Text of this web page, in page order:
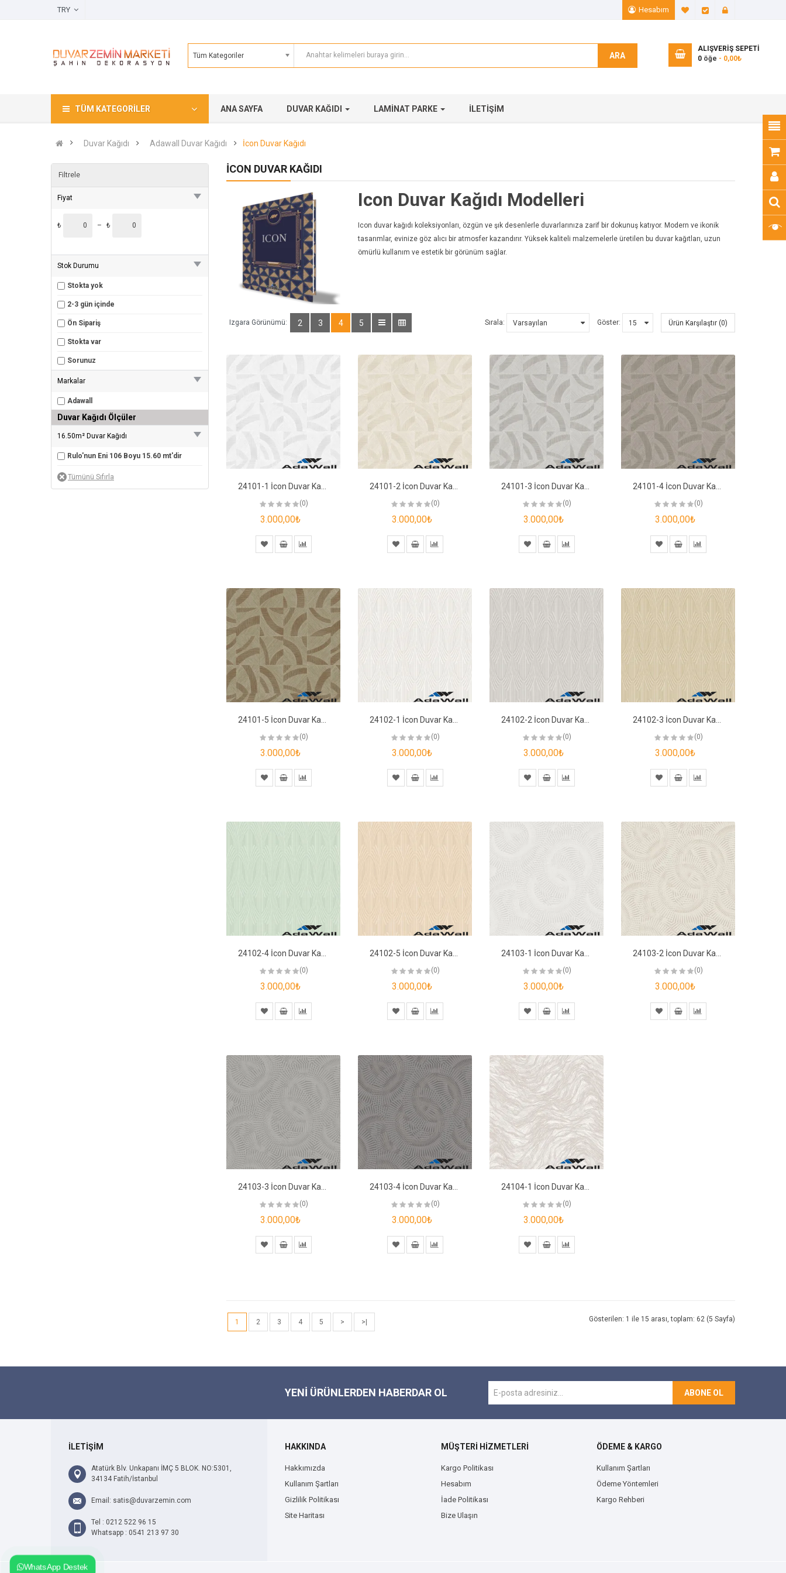
Hesabım A. Listem (0)
Ödeme
Tüm Kategoriler ARA
ALIŞVERIŞ SEPETI
0 öğe - 0,00₺
TÜM KATEGORILER ANA SAYFA DUVAR KAĞIDI LAMINAT PARKE İLETIŞIM
Duvar Kağıdı Adawall Duvar Kağıdı İcon Duvar Kağıdı
Filtrele
Fiyat
₺ – ₺
Stok Durumu
Stokta yok
2-3 gün içinde
Ön Sipariş
Stokta var
Sorunuz
Markalar
Adawall
Duvar Kağıdı Ölçüler
16.50m² Duvar Kağıdı
Rulo'nun Eni 106 Boyu 15.60 mt'dir
İCON DUVAR KAĞIDI
Icon Duvar Kağıdı Modelleri
Icon duvar kağıdı koleksiyonları, özgün ve şık desenlerle duvarlarınıza zarif bir dokunuş katıyor. Modern ve ikonik
tasarımlar, evinize göz alıcı bir atmosfer kazandırır. Yüksek kaliteli malzemelerle üretilen bu duvar kağıtları, uzun
ömürlü kullanım ve estetik bir görünüm sağlar.
Izgara Görünümü: 2 3 4 5 Sırala: Göster: Ürün Karşılaştır (0)
(0)
3.000,00₺
(0)
3.000,00₺
(0)
3.000,00₺
(0)
3.000,00₺
(0)
3.000,00₺
(0)
3.000,00₺
(0)
3.000,00₺
(0)
3.000,00₺
(0)
3.000,00₺
(0)
3.000,00₺
(0)
3.000,00₺
(0)
3.000,00₺
(0)
3.000,00₺
(0)
3.000,00₺
(0)
3.000,00₺
1 2 3 4 5 > >| Gösterilen: 1 ile 15 arası, toplam: 62 (5 Sayfa)
YENI ÜRÜNLERDEN HABERDAR OL ABONE OL
İLETİŞİM
Atatürk Blv. Unkapanı İMÇ 5 BLOK. NO:5301,
34134 Fatih/İstanbul
Email: satis@duvarzemin.com
Tel : 0212 522 96 15
Whatsapp : 0541 213 97 30
HAKKINDA
Hakkımızda
Kullanım Şartları
Gizlilik Politikası
Site Haritası
MÜŞTERİ HİZMETLERİ
Kargo Politikası
Hesabım
İade Politikası
Bize Ulaşın
ÖDEME & KARGO
Kullanım Şartları
Ödeme Yöntemleri
Kargo Rehberi
WhatsApp Destek